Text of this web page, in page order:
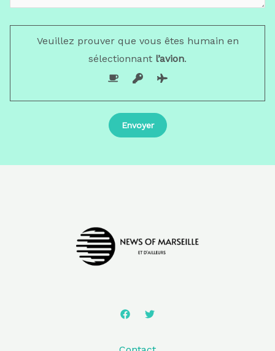
Veuillez prouver que vous êtes humain en
sélectionnant l’avion.